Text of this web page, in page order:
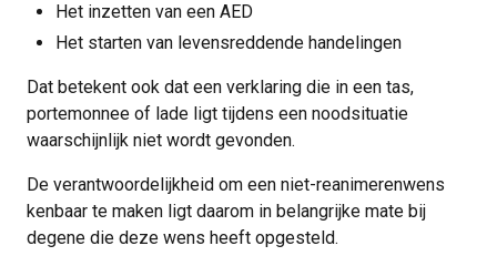
Het inzetten van een AED
Het starten van levensreddende handelingen
Dat betekent ook dat een verklaring die in een tas,
portemonnee of lade ligt tijdens een noodsituatie
waarschijnlijk niet wordt gevonden.
De verantwoordelijkheid om een niet-reanimerenwens
kenbaar te maken ligt daarom in belangrijke mate bij
degene die deze wens heeft opgesteld.